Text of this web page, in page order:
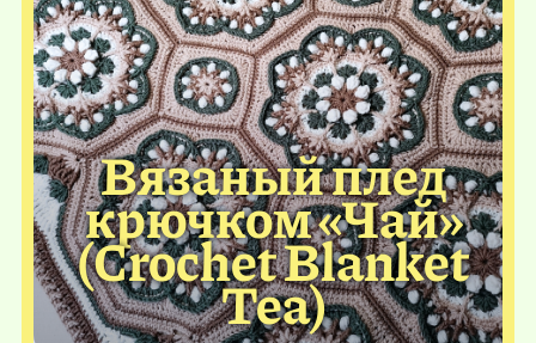
Вязаный плед
крючком «Чай»
(Crochet Blanket
Tea)